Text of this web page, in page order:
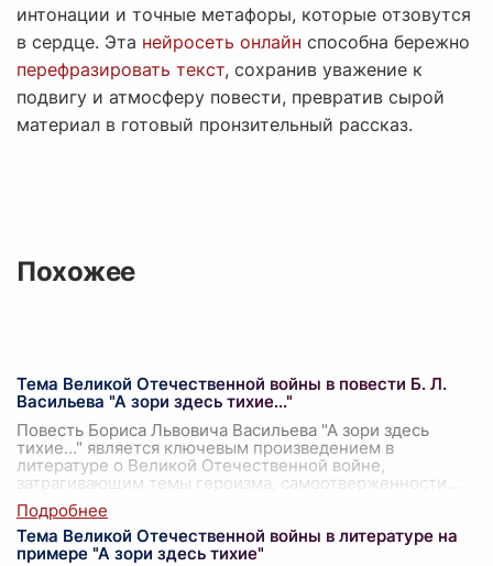
интонации и точные метафоры, которые отзовутся
в сердце. Эта нейросеть онлайн способна бережно
перефразировать текст, сохранив уважение к
подвигу и атмосферу повести, превратив сырой
материал в готовый пронзительный рассказ.
Похожее
Тема Великой Отечественной войны в повести Б. Л.
Васильева "А зори здесь тихие..."
Повесть Бориса Львовича Васильева "А зори здесь
тихие..." является ключевым произведением в
литературе о Великой Отечественной войне,
затрагивающим темы героизма, самоотверженности
Тема Великой Отечественной войны в литературе на
примере "А зори здесь тихие"